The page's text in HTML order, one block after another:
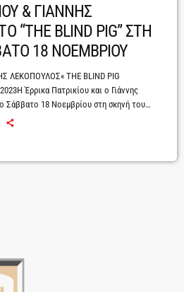
& ΓΙΑΝΝΗΣ
“THE BLIND PIG” ΣΤΗ
18 ΝΟΕΜΒΡΙΟΥ
ΛΕΚΟΠΟΥΛΟΣ« THE BLIND PIG
Έρρικα Πατρικίου και ο Γιάννης
Σάββατο 18 Νοεμβρίου στη σκηνή του
αισθητικοί καλλιτέχνες μαζί με τους
. Θα ακουστούν επίσης και επιλογές